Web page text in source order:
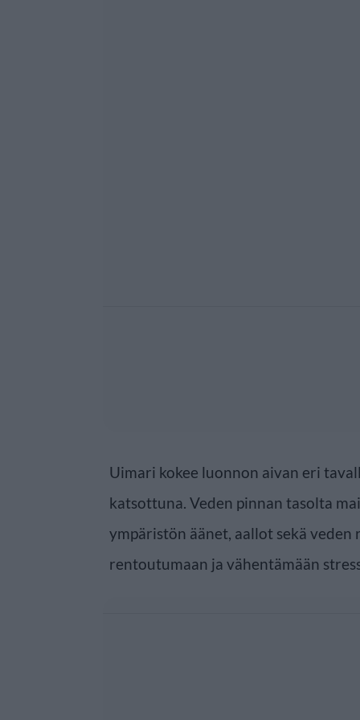
Uimari kokee luonnon aivan eri
katsottuna. Veden pinnan tasolta
ympäristön äänet, aallot sekä
rentoutumaan ja vähentämään